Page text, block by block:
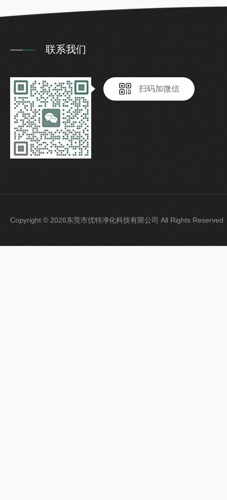
联系我们
扫码加微信
Copyright © 2026东莞市优特净化科技有限公司 All Rights